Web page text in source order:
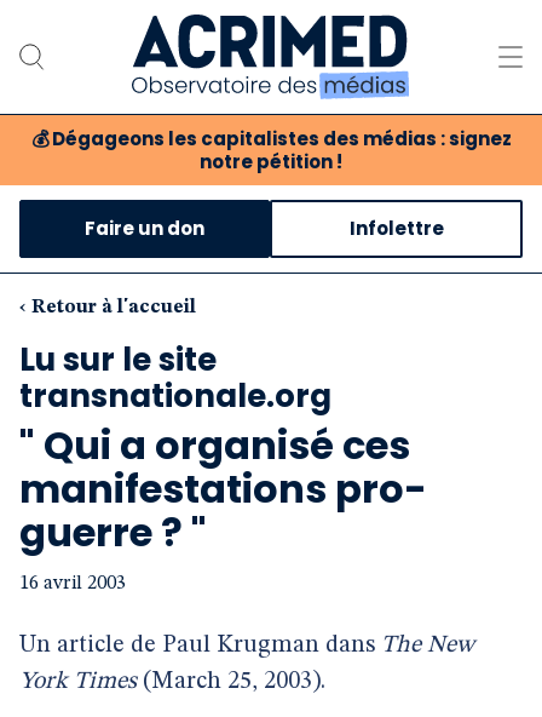
💰 Dégageons les capitalistes des médias : signez
notre pétition !
Notre association
Notre critique des médias
Nos propositions
Notre revue
Boutique
Faire un don Infolettre
‹ Retour à l'accueil
Lu sur le site
transnationale.org
" Qui a organisé ces
manifestations pro-
guerre ? "
16 avril 2003
Un article de Paul Krugman dans The New
York Times(March 25, 2003).